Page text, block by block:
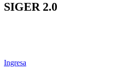
SIGER 2.0
Ingresa